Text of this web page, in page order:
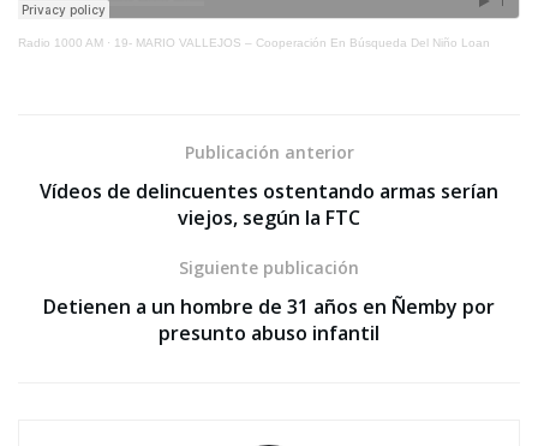
Radio 1000 AM · 19- MARIO VALLEJOS – Cooperación En Búsqueda Del Niño Loan
Publicación anterior
Vídeos de delincuentes ostentando armas serían
viejos, según la FTC
Siguiente publicación
Detienen a un hombre de 31 años en Ñemby por
presunto abuso infantil